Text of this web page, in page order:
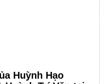
Huỳnh Hạo